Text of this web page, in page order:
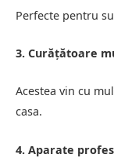
Perfecte pentru
3. Curățătoare
Acestea vin cu
casa.
4. Aparate